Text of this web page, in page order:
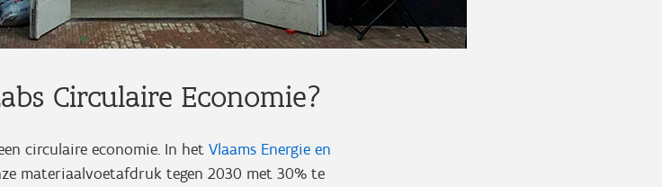
Circulaire Economie?
circulaire economie. In hetVlaams Energie en
materiaalvoetafdruk tegen 2030 met 30% te